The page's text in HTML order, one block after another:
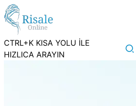
CTRL+K KISA YOLU İLE
HIZLICA ARAYIN